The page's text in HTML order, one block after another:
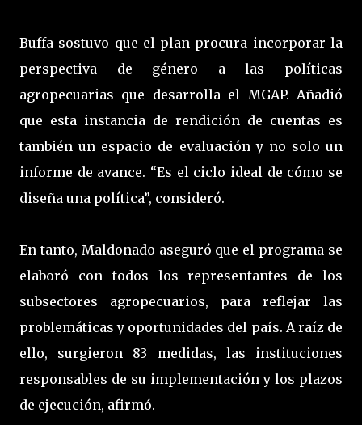
Buffa sostuvo que el plan procura incorporar la
perspectiva de género a las políticas
agropecuarias que desarrolla el MGAP. Añadió
que esta instancia de rendición de cuentas es
también un espacio de evaluación y no solo un
informe de avance. “Es el ciclo ideal de cómo se
diseña una política”, consideró.
En tanto, Maldonado aseguró que el programa se
elaboró con todos los representantes de los
subsectores agropecuarios, para reflejar las
problemáticas y oportunidades del país. A raíz de
ello, surgieron 83 medidas, las instituciones
responsables de su implementación y los plazos
de ejecución, afirmó.